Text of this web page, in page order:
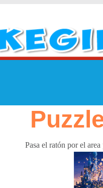
Pasa el ratón por el